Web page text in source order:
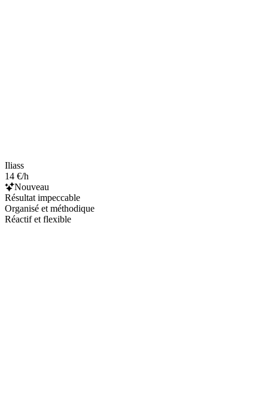
Iliass
14 €/h
Nouveau
Résultat impeccable
Organisé et méthodique
Réactif et flexible